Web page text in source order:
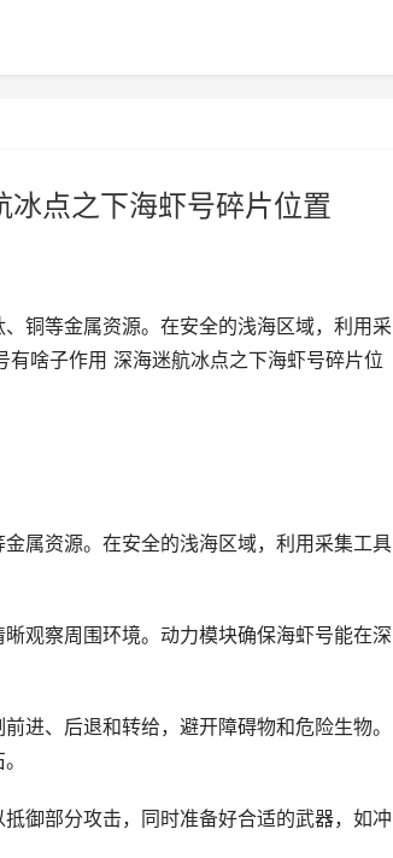
点之下海虾号碎片位置
铜等金属资源。在安全的浅海区域，利用采
啥子作用 深海迷航冰点之下海虾号碎片位
属资源。在安全的浅海区域，利用采集工具
观察周围环境。动力模块确保海虾号能在深
进、后退和转给，避开障碍物和危险生物。
御部分攻击，同时准备好合适的武器，如冲